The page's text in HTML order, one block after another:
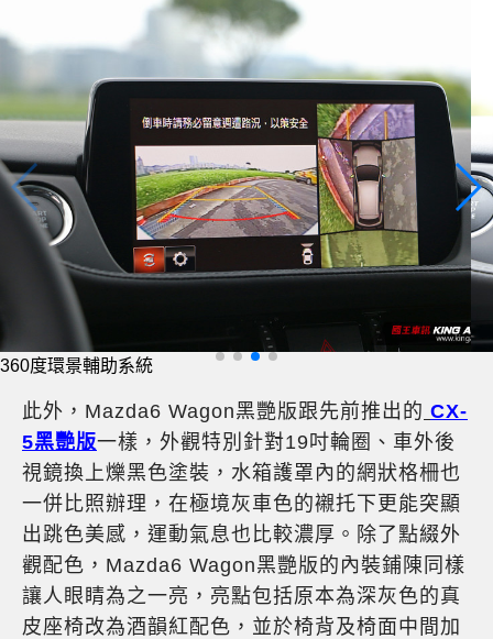
360度環景輔助系統
此外，Mazda6 Wagon黑艷版跟先前推出的 CX-
5黑艷版一樣，外觀特別針對19吋輪圈、車外後
視鏡換上爍黑色塗裝，水箱護罩內的網狀格柵也
一併比照辦理，在極境灰車色的襯托下更能突顯
出跳色美感，運動氣息也比較濃厚。除了點綴外
觀配色，Mazda6 Wagon黑艷版的內裝鋪陳同樣
讓人眼睛為之一亮，亮點包括原本為深灰色的真
皮座椅改為酒韻紅配色，並於椅背及椅面中間加